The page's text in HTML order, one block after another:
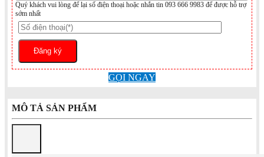
Quý khách vui lòng để lại số điện thoại hoặc nhắn tin 093 666 9983 để được hỗ trợ
sớm nhất
GỌI NGAY
MÔ TẢ SẢN PHẨM